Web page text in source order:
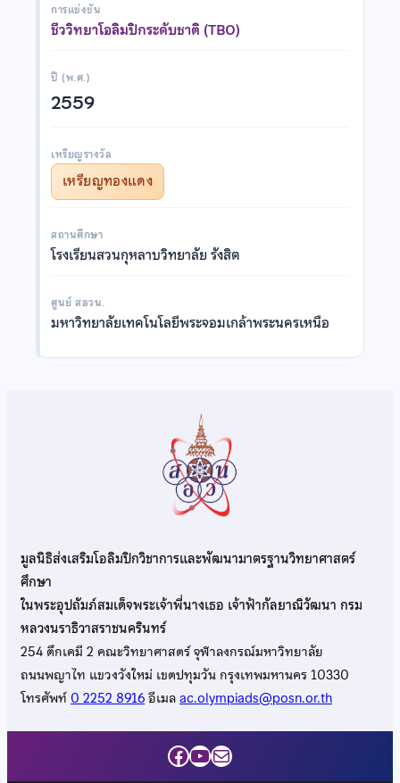
การแข่งขัน
ชีววิทยาโอลิมปิกระดับชาติ (TBO)
ปี (พ.ศ.)
2559
เหรียญรางวัล
เหรียญทองแดง
สถานศึกษา
โรงเรียนสวนกุหลาบวิทยาลัย รังสิต
ศูนย์ สอวน.
มหาวิทยาลัยเทคโนโลยีพระจอมเกล้าพระนครเหนือ
มูลนิธิส่งเสริมโอลิมปิกวิชาการและพัฒนามาตรฐานวิทยาศาสตร์
ศึกษา
ในพระอุปถัมภ์สมเด็จพระเจ้าพี่นางเธอ เจ้าฟ้ากัลยาณิวัฒนา กรม
หลวงนราธิวาสราชนครินทร์
254 ตึกเคมี 2 คณะวิทยาศาสตร์ จุฬาลงกรณ์มหาวิทยาลัย
ถนนพญาไท แขวงวังใหม่ เขตปทุมวัน กรุงเทพมหานคร 10330
โทรศัพท์0 2252 8916อีเมลac.olympiads@posn.or.th
Facebook
YouTube
Mail